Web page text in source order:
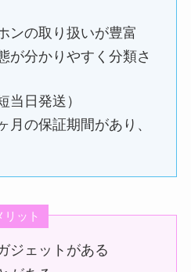
ンの取り扱いが豊富
が分かりやすく分類さ
当日発送）
月の保証期間があり、
ット
ジェットがある